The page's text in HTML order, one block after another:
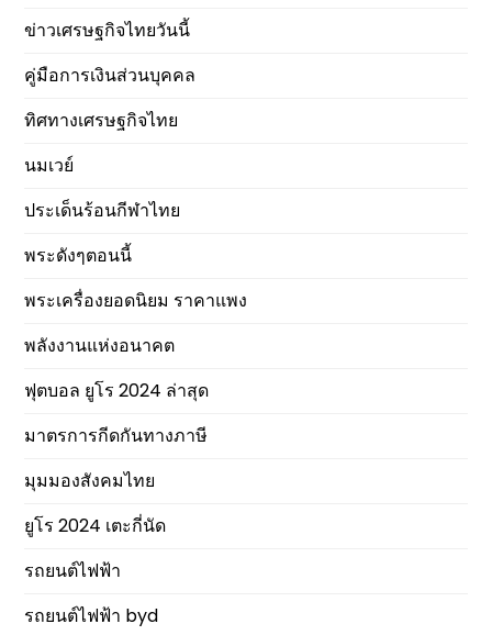
ข่าวเศรษฐกิจไทยวันนี้
คู่มือการเงินส่วนบุคคล
ทิศทางเศรษฐกิจไทย
นมเวย์
ประเด็นร้อนกีฬาไทย
พระดังๆตอนนี้
พระเครื่องยอดนิยม ราคาแพง
พลังงานแห่งอนาคต
ฟุตบอล ยูโร 2024 ล่าสุด
มาตรการกีดกันทางภาษี
มุมมองสังคมไทย
ยูโร 2024 เตะกี่นัด
รถยนต์ไฟฟ้า
รถยนต์ไฟฟ้า byd